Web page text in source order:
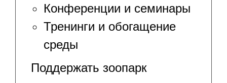
Конференции и семинары
Тренинги и обогащение
среды
Поддержать зоопарк